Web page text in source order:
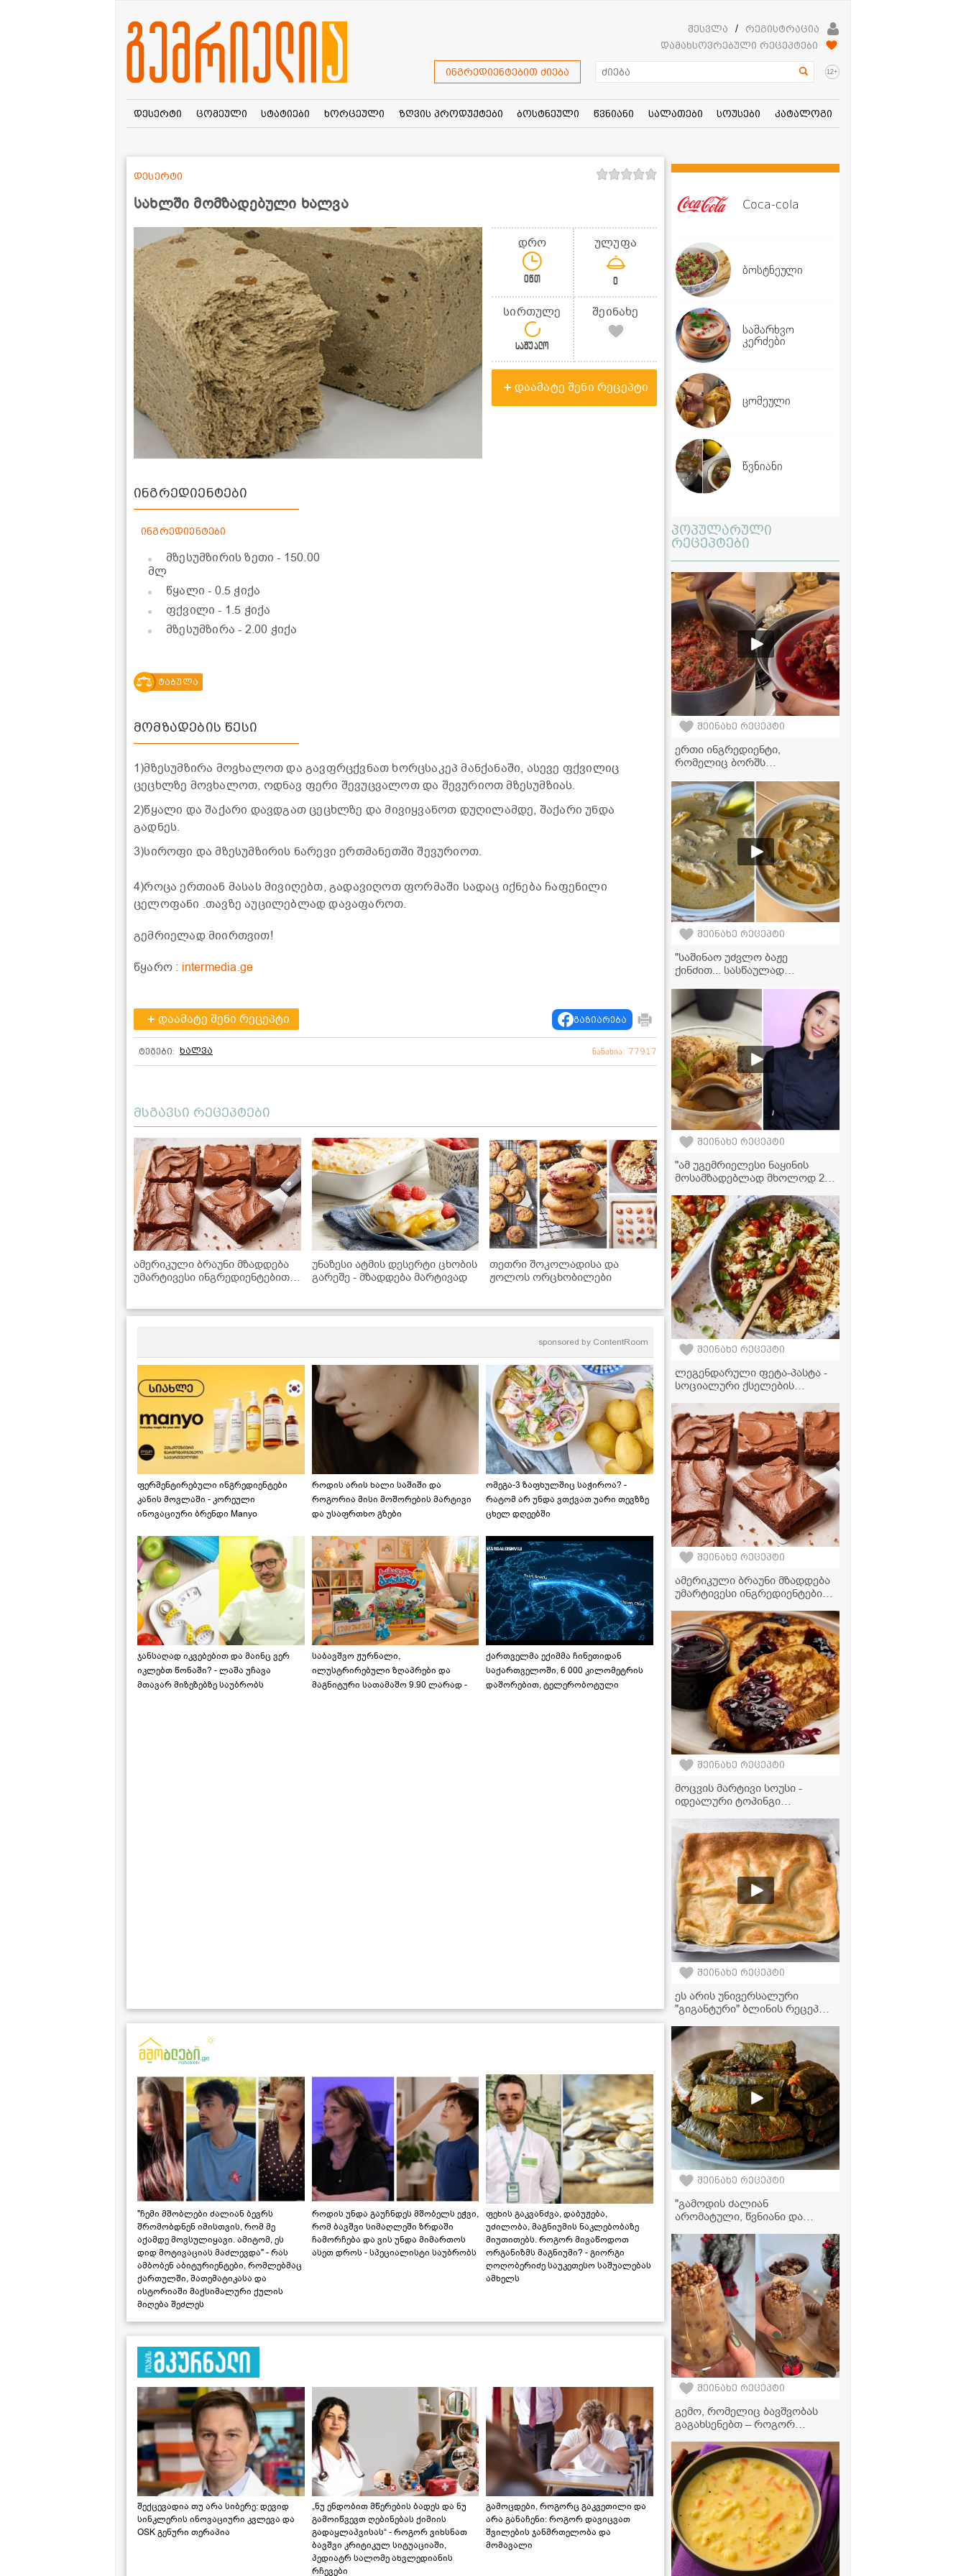
შესვლა /
რეგისტრაცია
დამახსოვრებული რეცეპტები
ინგრედიენტებით ძიება 12+
დესერტი ცომეული სტატიები ხორცეული ზღვის პროდუქტები ბოსტნეული წვნიანი სალათები სოუსები კატალოგი
სახლში მომზადებული ხალვა
დესერტი
დრო
0წთ
ულუფა
0
სირთულე
საშუალო
შეინახე
დაამატე შენი რეცეპტი
ინგრედიენტები
ინგრედიენტები
მზესუმზირის ზეთი- 150.00
მლ
წყალი- 0.5 ჭიქა
ფქვილი- 1.5 ჭიქა
მზესუმზირა- 2.00 ჭიქა
ტაბულა
მომზადების წესი
1)მზესუმზირა მოვხალოთ და გავფრცქვნათ ხორცსაკეპ მანქანაში, ასევე ფქვილიც
ცეცხლზე მოვხალოთ, ოდნავ ფერი შევუცვალოთ და შევურიოთ მზესუმზიას.
2)წყალი და შაქარი დავდგათ ცეცხლზე და მივიყვანოთ დუღილამდე, შაქარი უნდა
გადნეს.
3)სიროფი და მზესუმზირის ნარევი ერთმანეთში შევურიოთ.
4)როცა ერთიან მასას მივიღებთ, გადავიღოთ ფორმაში სადაც იქნება ჩაფენილი
ცელოფანი .თავზე აუცილებლად დავაფაროთ.
გემრიელად მიირთვით!
წყარო : intermedia.ge
დაამატე შენი რეცეპტი გაზიარება
ტეგები: ხალვა ნანახია: 77917
მსგავსი რეცეპტები
ამერიკული ბრაუნი მზადდება
უმარტივესი ინგრედიენტებით,
უნაზესი ატმის დესერტი ცხობის
გარეშე - მზადდება მარტივად
თეთრი შოკოლადისა და
ჟოლოს ორცხობილები
sponsored by ContentRoom
ფერმენტირებული ინგრედიენტები
კანის მოვლაში - კორეული
ინოვაციური ბრენდი Manyo
როდის არის ხალი საშიში და
როგორია მისი მოშორების მარტივი
და უსაფრთხო გზები
ომეგა-3 ზაფხულშიც საჭიროა? -
რატომ არ უნდა ვთქვათ უარი თევზზე
ცხელ დღეებში
ჯანსაღად იკვებებით და მაინც ვერ
იკლებთ წონაში? - ლაშა უჩავა
მთავარ მიზეზებზე საუბრობს
საბავშვო ჟურნალი,
ილუსტრირებული ზღაპრები და
მაგნიტური სათამაშო 9.90 ლარად -
ქართველმა ექიმმა ჩინეთიდან
საქართველოში, 6 000 კილომეტრის
დაშორებით, ტელერობოტული
"ჩემი მშობლები ძალიან ბევრს
შრომობდნენ იმისთვის, რომ მე
აქამდე მოვსულიყავი. ამიტომ, ეს
დიდ მოტივაციას მაძლევდა" - რას
ამბობენ აბიტურიენტები, რომლებმაც
ქართულში, მათემატიკასა და
ისტორიაში მაქსიმალური ქულის
მიღება შეძლეს
როდის უნდა გაუჩნდეს მშობელს ეჭვი,
რომ ბავშვი სიმაღლეში ზრდაში
ჩამორჩება და ვის უნდა მიმართოს
ასეთ დროს - სპეციალისტი საუბრობს
ფეხის გაკვანძვა, დაბუჟება,
უძილობა, მაგნიუმის ნაკლებობაზე
მიუთითებს. როგორ მივაწოდოთ
ორგანიზმს მაგნიუმი? - გიორგი
ღოღობერიძე საუკეთესო საშუალებას
ამხელს
შექცევადია თუ არა სიბერე: დევიდ
სინკლერის ინოვაციური კვლევა და
OSK გენური თერაპია
„ნუ ენდობით მწერების ბადეს და ნუ
გამოიწვევთ ღებინებას ქიმიის
გადაყლაპვისას“ - როგორ ვიხსნათ
ბავშვი კრიტიკულ სიტუაციაში,
პედიატრ სალომე ახვლედიანის
რჩევები
გამოცდები, როგორც გაკვეთილი და
არა განაჩენი: როგორ დავიცვათ
შვილების ჯანმრთელობა და
მომავალი
Coca-cola
ბოსტნეული
სამარხვო
კერძები
ცომეული
წვნიანი
პოპულარული
რეცეპტები
შეინახე რეცეპტი
ერთი ინგრედიენტი,
რომელიც ბორშს
იდეალური სადილის მარტივი
რეცეპტი!
შეინახე რეცეპტი
"საშინაო უძვლო ბაჟე
ქინძით... სასწაულად
აუცილებლად სცადეთ ამ
რეცეტპით" - მკითხველის
ვიდეორეცეპტი
შეინახე რეცეპტი
"ამ უგემრიელესი ნაყინის
მოსამზადებლად მხოლოდ 2
- ნუცა სურგულაძის ნაყინის
ვიდეორეცეპტი
შეინახე რეცეპტი
ლეგენდარული ფეტა-პასტა -
სოციალური ქსელების
რეცეპტი
შეინახე რეცეპტი
ამერიკული ბრაუნი მზადდება
უმარტივესი ინგრედიენტებით,
მოიპოვება სამზარეულოში
შეინახე რეცეპტი
მოცვის მარტივი სოუსი -
იდეალური ტოპინგი
ბლინებისთვის, ნაყინისთვის
და სხვა დესერტებისთვის
შეინახე რეცეპტი
ეს არის უნივერსალური
"გიგანტური" ბლინის რეცეპტი,
მოამზადოთ როგორც
ტკბილი, ასევე მარილიანი
გულსართით
შეინახე რეცეპტი
"გამოდის ძალიან
არომატული, წვნიანი და
ვეგანური ტოლმა ვაზის
ფოთოლში
შეინახე რეცეპტი
გემო, რომელიც ბავშვობას
გაგახსენებთ – როგორ
წანდილი